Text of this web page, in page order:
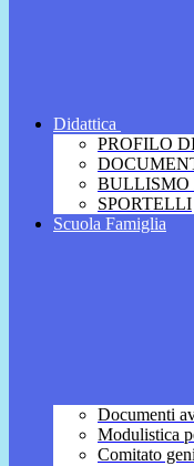
Didattica
PROFILO
BULLISMO
SPORTELLI
Scuola Famiglia
Documenti
Modulistica
Comitato